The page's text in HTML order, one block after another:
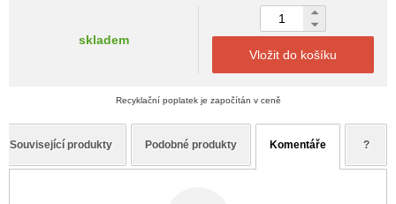
skladem
Vložit do košíku
Recyklační poplatek je započítán v ceně
Související produkty Podobné produkty Komentáře ?